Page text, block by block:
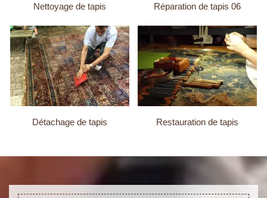
Nettoyage de tapis Réparation de tapis 06
Détachage de tapis Restauration de tapis